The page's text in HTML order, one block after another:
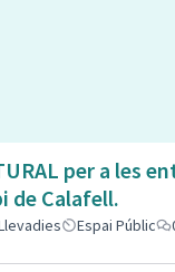
per a les
de Calafell.
Espai Públic